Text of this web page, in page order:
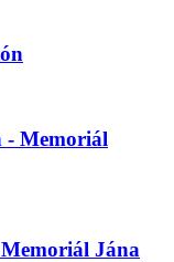
- Memoriál
Jána